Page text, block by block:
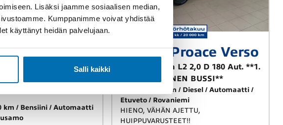
Lisäksi jaamme sosiaalisen median,
Kumppanimme voivat yhdistää
käyttänyt heidän palvelujaan.
Salli kaikki
147 kW (200 hv) DSG-
km Bensiini
Automaatti
Toyota Proace Verso
Active Edition L2 2,0 D 180 Aut. **1.
OM, ALVILLINEN BUSSI**
72 800 km Diesel
Automaatti
Etuveto
Rovaniemi
HIENO, VÄHÄN AJETTU,
HUIPPUVARUSTEET!!